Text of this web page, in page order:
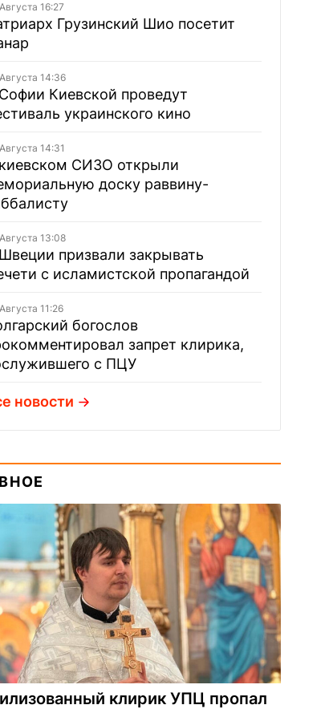
16:27
Грузинский Шио посетит
14:36
Киевской проведут
украинского кино
14:31
СИЗО открыли
доску раввину-
13:08
призвали закрывать
с исламистской пропагандой
11:26
богослов
запрет клирика,
с ПЦУ
новости
клирик УПЦ пропал